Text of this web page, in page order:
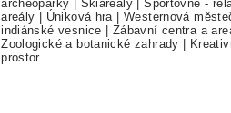
archeoparky
Skiareály |Sportovně -
areály
Úniková hra|Westernová
indiánské vesnice
Zábavní centra a
Zoologické a botanické zahrady
prostor